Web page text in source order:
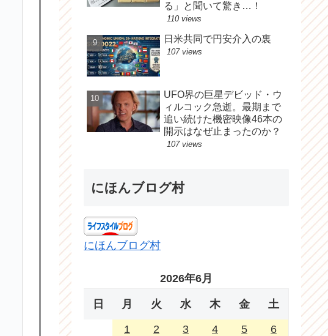
る」と聞いて驚き…！
110 views
日米共同で円安介入の裏
107 views
UFO界の巨星デビッド・ウ
ィルコック急逝。最期まで
追い続けた機密映像46本の
開示はなぜ止まったのか？
107 views
にほんブログ村
にほんブログ村
2026年6月
日 月 火 水 木 金 土
1 2 3 4 5
6